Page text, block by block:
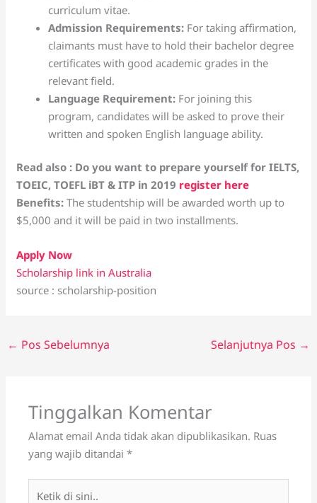
curriculum vitae.
Admission Requirements: For taking affirmation,
claimants must have to hold their bachelor degree
certificates with good academic grades in the
relevant field.
Language Requirement: For joining this
program, candidates will be asked to prove their
written and spoken English language ability.
Read also : Do you want to prepare yourself for IELTS,
TOEIC, TOEFL iBT & ITP in 2019 register here
Benefits:The studentship will be awarded worth up to
$5,000 and it will be paid in two installments.
Apply Now
Scholarship link in Australia
source : scholarship-position
← Pos Sebelumnya Selanjutnya Pos →
Tinggalkan Komentar
Alamat email Anda tidak akan dipublikasikan. Ruas
yang wajib ditandai*